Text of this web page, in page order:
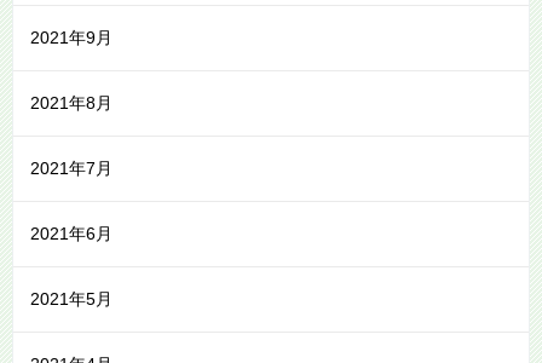
2021年9月
2021年8月
2021年7月
2021年6月
2021年5月